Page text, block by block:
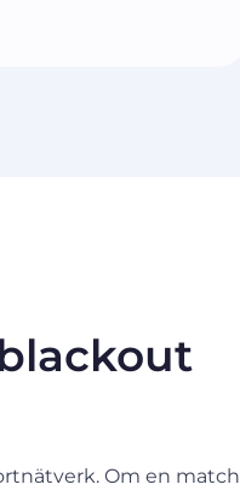
Om en match